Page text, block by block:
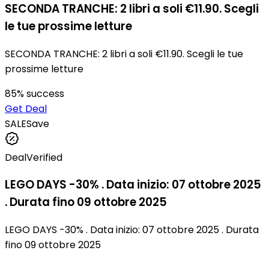
SECONDA TRANCHE: 2 libri a soli €11.90. Scegli
le tue prossime letture
SECONDA TRANCHE: 2 libri a soli €11.90. Scegli le tue
prossime letture
85% success
Get Deal
SALESave
DealVerified
LEGO DAYS -30% . Data inizio: 07 ottobre 2025
. Durata fino 09 ottobre 2025
LEGO DAYS -30% . Data inizio: 07 ottobre 2025 . Durata
fino 09 ottobre 2025